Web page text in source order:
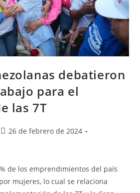
debatieron
para el
las 7T
26 de febrero de 2024
de los emprendimientos del país
mujeres, lo cual se relaciona